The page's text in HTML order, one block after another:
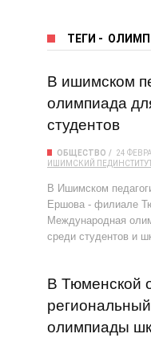
ТЕГИ -
В ишимском
олимпиада
студентов
ОБЩЕСТВО
24
ИШИМСКИЙ
В Ишимском
Ершова - филиале
Международная
среди студентов и
В Тюменской
олимпиады